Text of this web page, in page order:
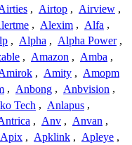
, Airtop , Airview ,
, Alexim , Alfa ,
, Alpha , Alpha Power ,
, Amazon , Amba ,
, Amity , Amopm
, Anbong , Anbvision ,
Tech , Anlapus ,
, Anv , Anvan ,
Apix , Apklink , Apleye ,